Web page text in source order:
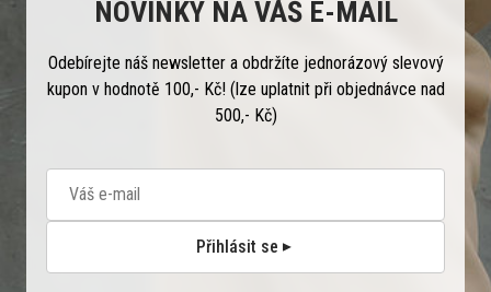
NOVINKY NA VÁŠ E-MAIL
Odebírejte náš newsletter a obdržíte jednorázový slevový
kupon v hodnotě 100,- Kč! (lze uplatnit při objednávce nad
500,- Kč)
Přihlásit se